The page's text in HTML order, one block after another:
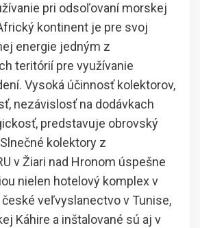
pri odsoľovaní morskej
kontinent je pre svoj
energie jedným z
teritórií pre využívanie
Vysoká účinnosť kolektorov,
nezávislosť na dodávkach
predstavuje obrovský
kolektory z
v Žiari nad Hronom úspešne
nielen hotelový komplex v
české veľvyslanectvo v Tunise,
Káhire a inštalované sú aj v